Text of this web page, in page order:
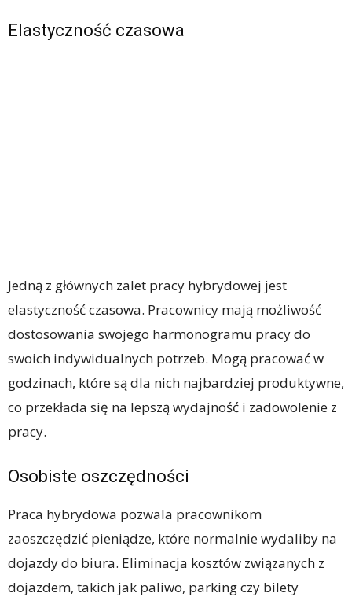
Elastyczność czasowa
Jedną z głównych zalet pracy hybrydowej jest
elastyczność czasowa. Pracownicy mają możliwość
dostosowania swojego harmonogramu pracy do
swoich indywidualnych potrzeb. Mogą pracować w
godzinach, które są dla nich najbardziej produktywne,
co przekłada się na lepszą wydajność i zadowolenie z
pracy.
Osobiste oszczędności
Praca hybrydowa pozwala pracownikom
zaoszczędzić pieniądze, które normalnie wydaliby na
dojazdy do biura. Eliminacja kosztów związanych z
dojazdem, takich jak paliwo, parking czy bilety